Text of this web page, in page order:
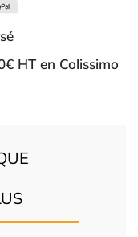
HT en Colissimo